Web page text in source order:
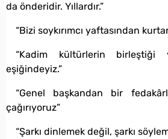
da önderidir. Yıllardır.”
“Bizi soykırımcı yaftasından
“Kadim kültürlerin birleştiği
eşiğindeyiz.”
“Genel başkandan bir
çağırıyoruz”
“Şarkı dinlemek değil, şarkı